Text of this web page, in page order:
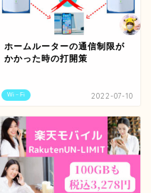
Wi－Fi
ホームルーターの通信制限が
かかった時の打開策
2022-07-10